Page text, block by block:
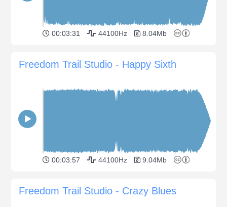
00:03:31 44100Hz 8.04Mb
Freedom Trail Studio - Happy Sixth
00:03:57 44100Hz 9.04Mb
Freedom Trail Studio - Crazy Blues